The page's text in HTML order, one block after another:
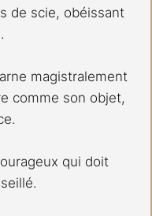
de scie, obéissant
magistralement
comme son objet,
qui doit